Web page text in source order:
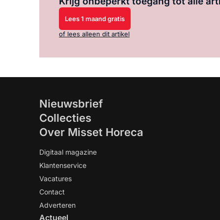
Lees 1 maand gratis
of lees alleen dit artikel
Nieuwsbrief
Collecties
Over Misset Horeca
Digitaal magazine
Klantenservice
Vacatures
Contact
Adverteren
Actueel